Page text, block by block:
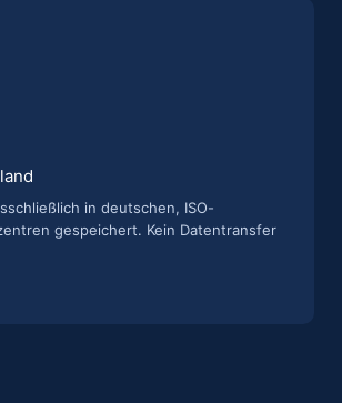
in deutschen, ISO-
gespeichert. Kein Datentransfer